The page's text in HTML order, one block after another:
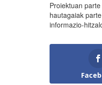
Proiektuan
hautagaiak
informazio-